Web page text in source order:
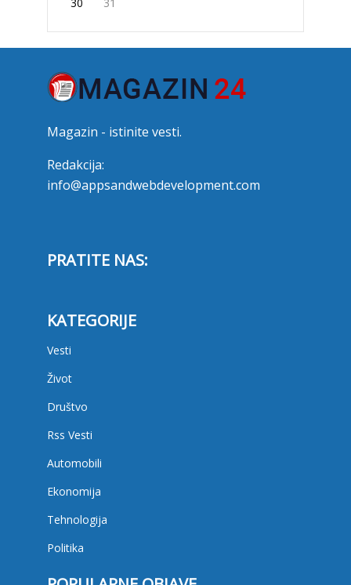
30 31
Magazin - istinite vesti.
Redakcija:
info@appsandwebdevelopment.com
PRATITE NAS:
KATEGORIJE
Vesti
Život
Društvo
Rss Vesti
Automobili
Ekonomija
Tehnologija
Politika